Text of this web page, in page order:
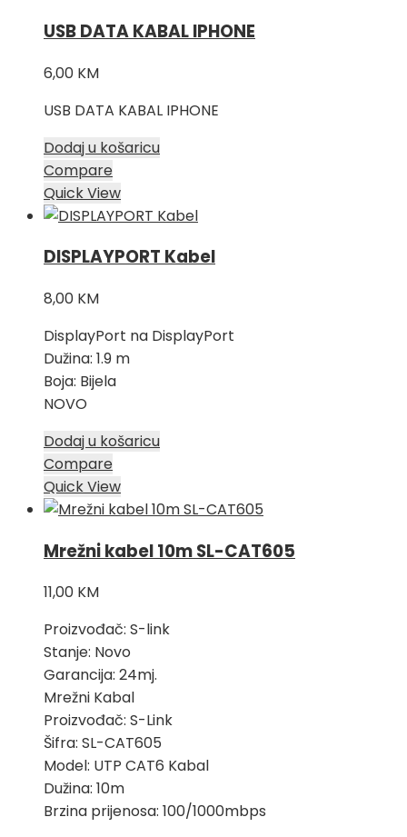
USB DATA KABAL IPHONE
6,00 KM
USB DATA KABAL IPHONE
Dodaj u košaricu
Compare
Quick View
DISPLAYPORT Kabel
8,00 KM
DisplayPort na DisplayPort
Dužina: 1.9 m
Boja: Bijela
NOVO
Dodaj u košaricu
Compare
Quick View
Mrežni kabel 10m SL-CAT605
11,00 KM
Proizvođač: S-link
Stanje: Novo
Garancija: 24mj.
Mrežni Kabal
Proizvođač: S-Link
Šifra: SL-CAT605
Model: UTP CAT6 Kabal
Dužina: 10m
Brzina prijenosa: 100/1000mbps